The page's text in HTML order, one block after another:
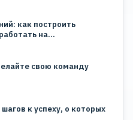
как построить
на…
свою команду
к успеху, о которых